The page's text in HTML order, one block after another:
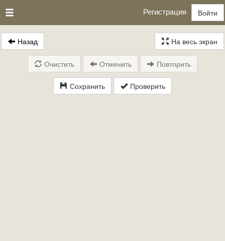
Регистрация Войти
Назад На весь экран
Сохранить Проверить
Очистить Отменить Повторить